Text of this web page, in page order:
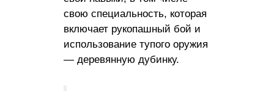
свою специальность, которая
включает рукопашный бой и
использование тупого оружия
— деревянную дубинку.